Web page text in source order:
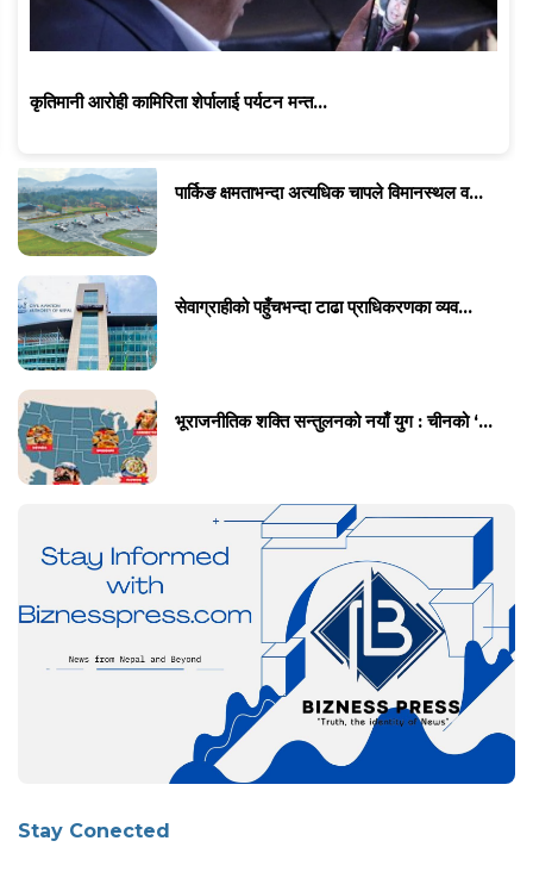
कृतिमानी आरोही कामिरिता शेर्पालाई पर्यटन मन्त...
पार्किङ क्षमताभन्दा अत्यधिक चापले विमानस्थल व...
सेवाग्राहीको पहुँचभन्दा टाढा प्राधिकरणका व्यव...
भूराजनीतिक शक्ति सन्तुलनको नयाँ युग : चीनको ‘...
Stay Conected